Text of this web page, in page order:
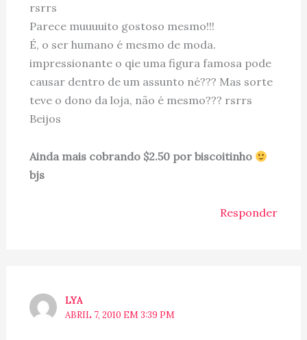
rsrrs
Parece muuuuito gostoso mesmo!!!
É, o ser humano é mesmo de moda.
impressionante o qie uma figura famosa pode
causar dentro de um assunto né??? Mas sorte
teve o dono da loja, não é mesmo??? rsrrs
Beijos
Ainda mais cobrando $2.50 por biscoitinho
bjs
Responder
LYA
ABRIL 7, 2010 EM 3:39 PM